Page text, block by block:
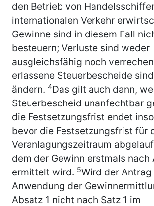
den Betrieb von
internationalen Verkehr
Gewinne sind in diesem Fall
besteuern; Verluste sind weder
ausgleichsfähig noch
erlassene Steuerbescheide
ändern. 4Das gilt auch dann,
Steuerbescheid unanfechtbar
die Festsetzungsfrist endet
bevor die Festsetzungsfrist für
Veranlagungszeitraum
dem der Gewinn erstmals nach
ermittelt wird. 5Wird der Antrag
Anwendung der
Absatz 1 nicht nach Satz 1 im